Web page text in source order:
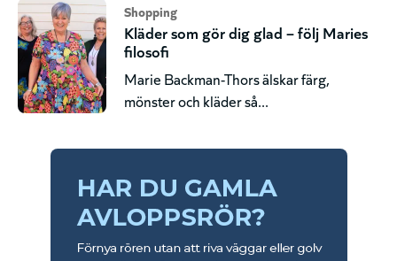
Shopping
Kläder som gör dig glad – följ Maries
filosofi
Marie Backman-Thors älskar färg,
mönster och kläder så...